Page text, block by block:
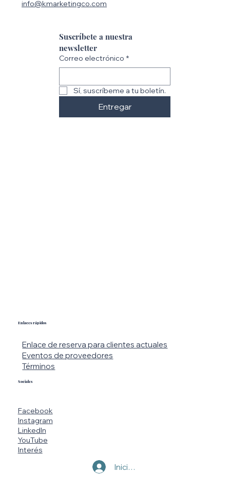
info@kmarketingco.com
Suscríbete a nuestra
newsletter
Correo electrónico *
Sí, suscríbeme a tu boletín.
Entregar
Facebook
Instagram
LinkedIn
YouTube
Interés
Sociales
Enlaces rápidos
Enlace de reserva para clientes actuales
Eventos de proveedores
Términos
Iniciar sesión